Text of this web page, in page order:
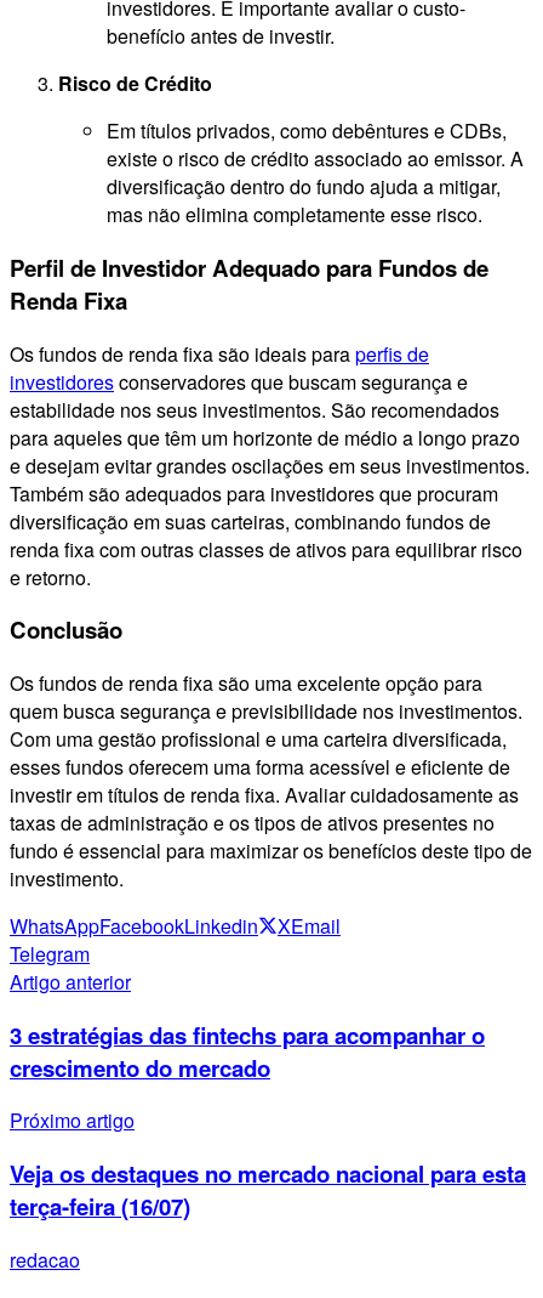
investidores. É importante avaliar o custo-
benefício antes de investir.
Risco de Crédito
Em títulos privados, como debêntures e CDBs,
existe o risco de crédito associado ao emissor. A
diversificação dentro do fundo ajuda a mitigar,
mas não elimina completamente esse risco.
Perfil de Investidor Adequado para Fundos de
Renda Fixa
Os fundos de renda fixa são ideais paraperfis de
investidoresconservadores que buscam segurança e
estabilidade nos seus investimentos. São recomendados
para aqueles que têm um horizonte de médio a longo prazo
e desejam evitar grandes oscilações em seus investimentos.
Também são adequados para investidores que procuram
diversificação em suas carteiras, combinando fundos de
renda fixa com outras classes de ativos para equilibrar risco
e retorno.
Conclusão
Os fundos de renda fixa são uma excelente opção para
quem busca segurança e previsibilidade nos investimentos.
Com uma gestão profissional e uma carteira diversificada,
esses fundos oferecem uma forma acessível e eficiente de
investir em títulos de renda fixa. Avaliar cuidadosamente as
taxas de administração e os tipos de ativos presentes no
fundo é essencial para maximizar os benefícios deste tipo de
investimento.
WhatsAppFacebookLinkedin XEmail
Telegram
Artigo anterior
3 estratégias das fintechs para acompanhar o
crescimento do mercado
Próximo artigo
Veja os destaques no mercado nacional para esta
terça-feira (16/07)
redacao